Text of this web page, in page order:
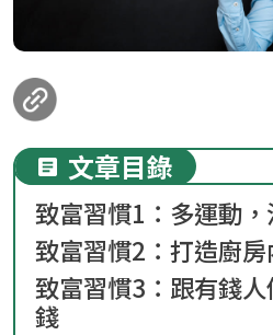
文章目錄
致富習慣1：多運動
致富習慣2：打造廚房
致富習慣3：跟有錢
錢